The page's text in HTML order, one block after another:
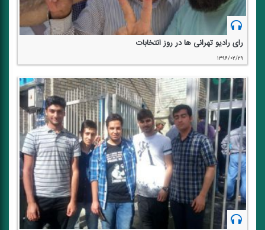
رای رادیو تهرانی ها در روز انتخابات
۱۳۹۶/۰۲/۲۹